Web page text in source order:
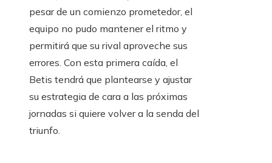
pesar de un comienzo prometedor, el
equipo no pudo mantener el ritmo y
permitirá que su rival aproveche sus
errores. Con esta primera caída, el
Betis tendrá que plantearse y ajustar
su estrategia de cara a las próximas
jornadas si quiere volver a la senda del
triunfo.